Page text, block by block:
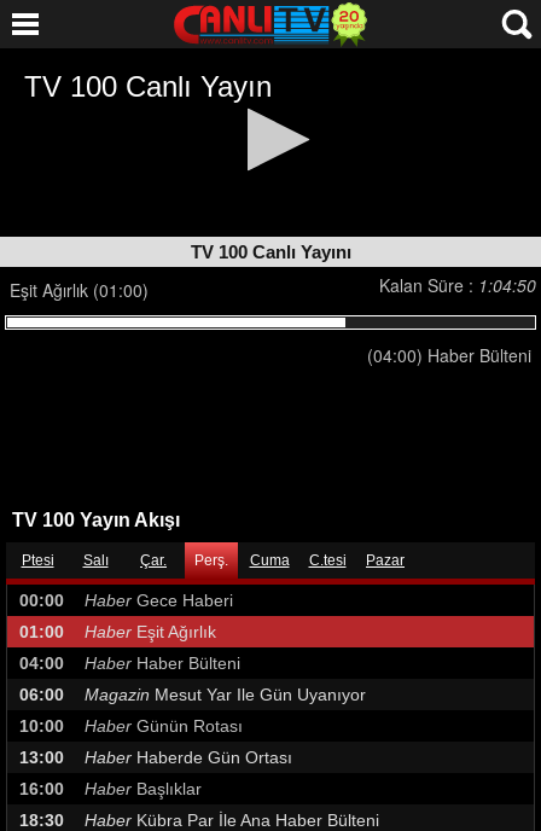
TV 100 Canlı Yayını
Eşit Ağırlık (01:00) Kalan Süre : 1:04:50
(04:00) Haber Bülteni
TV 100 Yayın Akışı
Ptesi Salı Çar. Perş. Cuma C.tesi Pazar
00:00 Haber Gece Haberi
01:00
Haber Eşit Ağırlık
04:00
Haber Haber Bülteni
06:00
Magazin Mesut Yar Ile Gün Uyanıyor
10:00
Haber Günün Rotası
13:00
Haber Haberde Gün Ortası
16:00
Haber Başlıklar
18:30
Haber Kübra Par İle Ana Haber Bülteni